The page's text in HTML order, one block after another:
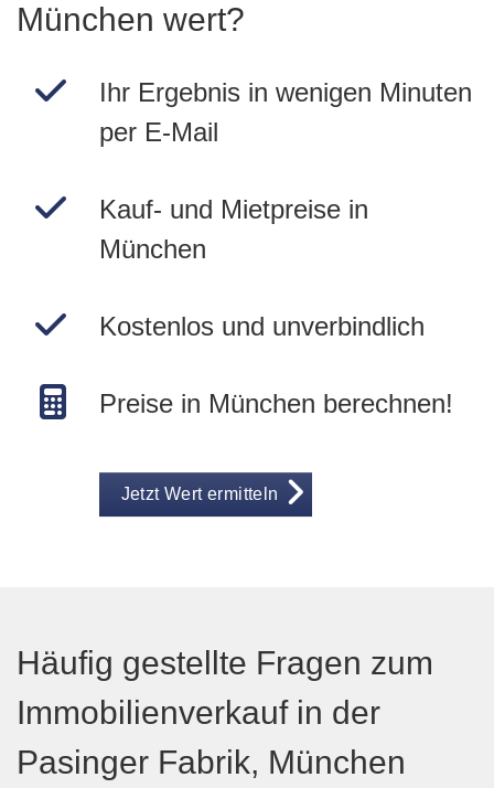
München wert?
Ihr Ergebnis in wenigen Minuten
per E-Mail
Kauf- und Mietpreise in
München
Kostenlos und unverbindlich
Preise in München berechnen!
Jetzt Wert ermitteln
Häufig gestellte Fragen zum
Immobilienverkauf in der
Pasinger Fabrik, München